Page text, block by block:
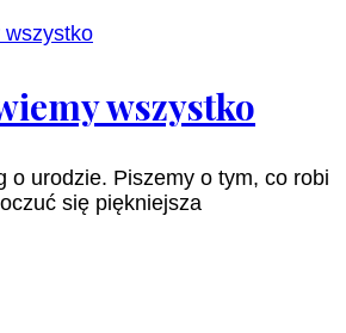
wszystko
o urodzie. Piszemy o tym, co robi
się piękniejsza